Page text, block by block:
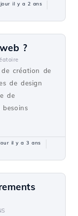
il y a 2 ans
?
création de
de design
de
il y a 3 ans